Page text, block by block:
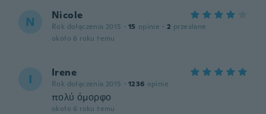
N Nicole
Rok dołączenia 2015 · 15 opinie · 2 przesłane
około 6 roku temu
I Irene
Rok dołączenia 2015 · 1236 opinie
πολύ όμορφο
około 6 roku temu